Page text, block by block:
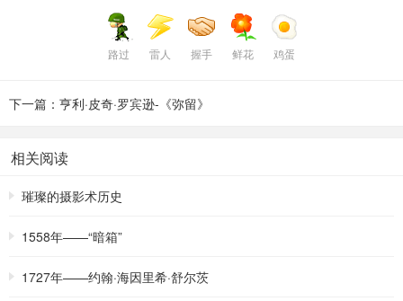
路过 雷人 握手 鲜花 鸡蛋
下一篇：亨利·皮奇·罗宾逊-《弥留》
相关阅读
璀璨的摄影术历史
1558年——“暗箱”
1727年——约翰·海因里希·舒尔茨